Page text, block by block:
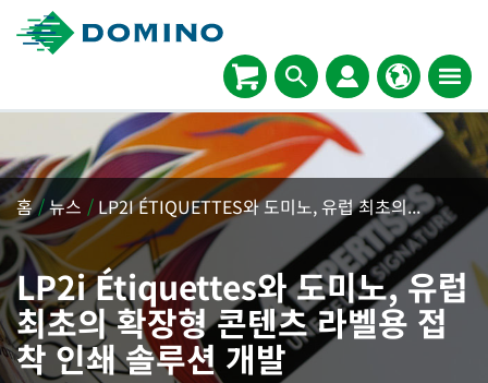
홈 /뉴스 / LP2I ÉTIQUETTES와 도미노, 유럽 최초의...
LP2i Étiquettes와 도미노, 유럽
최초의 확장형 콘텐츠 라벨용 접
착 인쇄 솔루션 개발